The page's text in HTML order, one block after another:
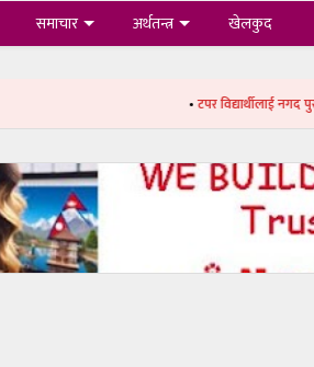
समाचार अर्थतन्त्र खेलकुद
टपर विद्यार्थीलाई नगद पुरस्कार प्रदान